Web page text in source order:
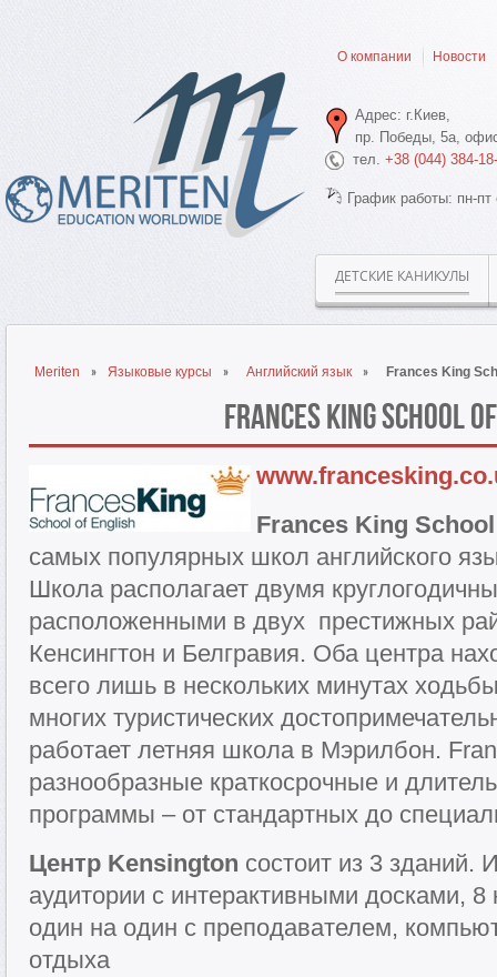
О компании Новости
Адрес: г.Киев,
пр. Победы, 5а,
тел. +38 (044) 384-
График работы: пн-
ДЕТСКИЕ КАНИКУЛЫ
Meriten Языковые курсы Английский язык Frances King
Frances King School
Frances King
самых популярных школ английского
Школа располагает двумя
расположенными в двух престижных
Кенсингтон и Белгравия. Оба центра
всего лишь в нескольких минутах
многих туристических
работает летняя школа в Мэрилбон.
разнообразные краткосрочные и
программы – от стандартных до
Центр Kensington состоит из 3 зданий.
аудитории с интерактивными досками, 8
один на один с преподавателем,
отдыха